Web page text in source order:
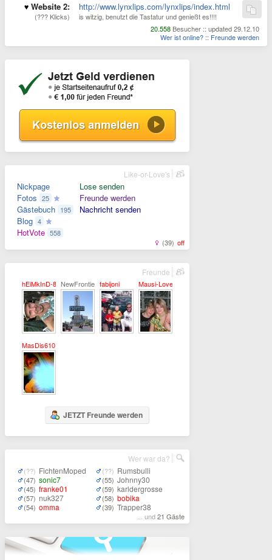
Website 2:
(??? Klicks)
http://www.lynxlips.com/lynxlips/index.html
is witzig, benutzt die Tastatur und genießt es!!!!
20.558 Besucher :: updated 29.12.10
Wer ist online? :: Freunde werden
Nickpage
Fotos 25
Gästebuch 195
Blog 4
HotVote 558
Lose senden
Freunde werden
Nachricht senden
(39) off
Like-or-Love's
hEiMkInD-84 NewFrontier fabijoni Mausi-Lover
MasDis610
JETZT Freunde werden
Freunde
(??) FichtenMoped
(47) sonic7
(45) franke01
(57) nuk327
(54) omma
(??) Rumsbulli
(55) Johnny30
(59) karldergrosse
(58) bobika
(39) Trapper38
... und21 Gäste
Wer war da?